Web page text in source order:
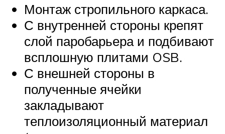
Монтаж стропильного каркаса.
С внутренней стороны крепят
слой паробарьера и подбивают
всплошную плитами OSB.
С внешней стороны в
полученные ячейки
закладывают
теплоизоляционный материал